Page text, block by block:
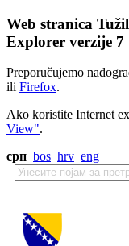
Web stranica
Explorer verzije 7
Preporučujemo
ili Firefox.
Ako koristite Internet
View".
срп bos hrv eng